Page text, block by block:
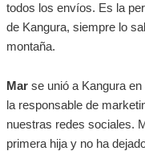
todos los envíos. Es la
de Kangura, siempre lo
montaña.
Mar se unió a Kangura
la responsable de
nuestras redes sociales.
primera hija y no ha